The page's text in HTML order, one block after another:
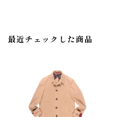
最近チェックした商品